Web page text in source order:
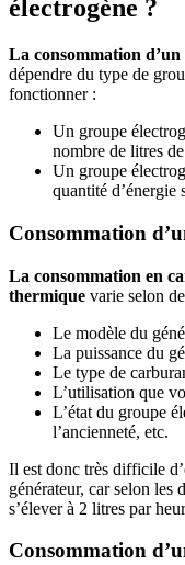
électrogène ?
La consommation
dépendre du type de
fonctionner :
Un groupe
nombre de litres
Un groupe
quantité d’énergie
Consommation
La consommation en
thermique varie selon
Le modèle du
La puissance du
Le type de
L’utilisation que
L’état du groupe
l’ancienneté, etc.
Il est donc très difficile
générateur, car selon les
s’élever à 2 litres par
Consommation